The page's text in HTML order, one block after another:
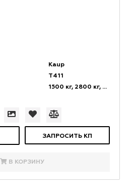
Kaup
T411
1500 кг, 2800 кг, 3500 кг, 5000 кг
ЗАПРОСИТЬ КП
В КОРЗИНУ